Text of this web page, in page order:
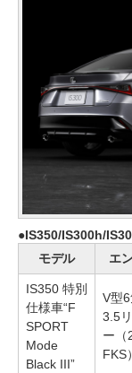
IS350/IS300h/
モデル
エ
IS350 特別
仕様車“F
SPORT
Mode
Black III”
V型
3.5
ー（
FKS）